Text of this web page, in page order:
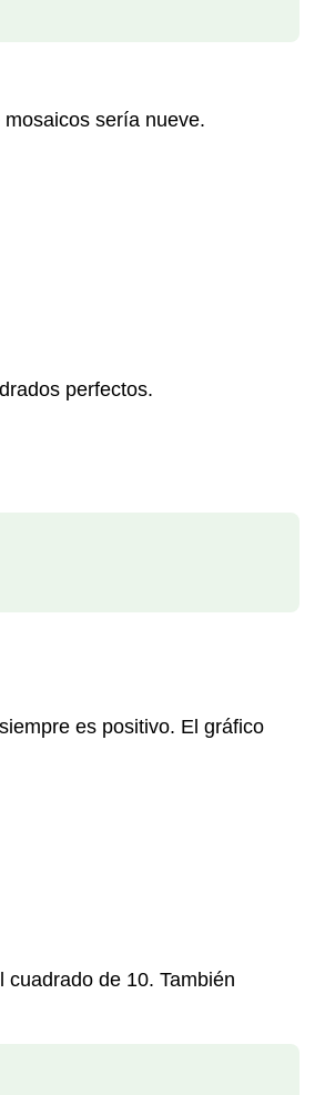
sería nueve.
perfectos.
es positivo. El gráfico
de 10. También